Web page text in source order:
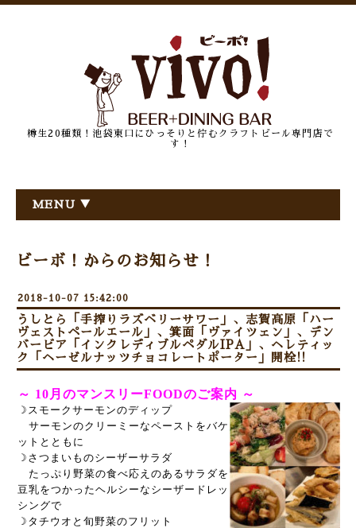
樽生20種類！池袋東口にひっそりと佇むクラフトビール専門店で
す！
MENU ▼
ビーボ！からのお知らせ！
2018-10-07 15:42:00
うしとら「手搾りラズベリーサワー」、志賀高原「ハー
ヴェストペールエール」、箕面「ヴァイツェン」、デン
バービア「インクレディブルペダルIPA」、ヘレティッ
ク「ヘーゼルナッツチョコレートポーター」開栓!!
～ 10 月のマンスリーFOODのご案内 ～
☽ スモークサーモンのディップ
サーモンのクリーミーなペーストをバケ
ットとともに
☽さつまいものシーザーサラダ
たっぷり野菜の食べ応えのあるサラダを
豆乳をつかったヘルシーなシーザードレッ
シングで
☽タチウオと旬野菜のフリット